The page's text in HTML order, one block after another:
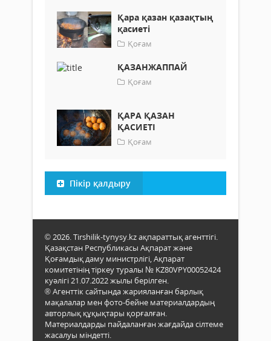
Қара қазан қазақтың
қасиеті
Қоғам
ҚАЗАНЖАППАЙ
Қоғам
ҚАРА ҚАЗАН
ҚАСИЕТІ
Қоғам
Пікір қалдыру
© 2026. Tirshilik-tynysy.kz ақпараттық агенттігі.
Қазақстан Республикасы Ақпарат және
Қоғамдық даму министрлігі, Ақпарат
комитетінің тіркеу туралы № KZ80VPY00052424
куәлігі 21.07.2022 жылы берілген.
® Агенттік сайтында жарияланған барлық
мақалалар мен фото-бейне материалдардың
авторлық құқықтары қорғалған.
Материалдарды пайдаланған жағдайда сілтеме
жасалуы міндетті.